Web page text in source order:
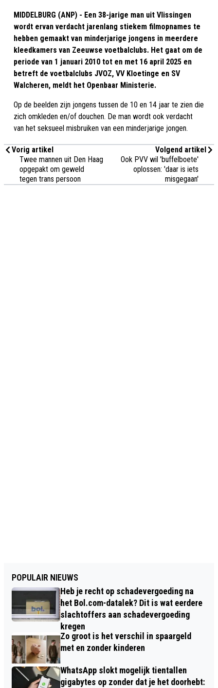
MIDDELBURG (ANP) - Een 38-jarige man uit Vlissingen
wordt ervan verdacht jarenlang stiekem filmopnames te
hebben gemaakt van minderjarige jongens in meerdere
kleedkamers van Zeeuwse voetbalclubs. Het gaat om de
periode van 1 januari 2010 tot en met 16 april 2025 en
betreft de voetbalclubs JVOZ, VV Kloetinge en SV
Walcheren, meldt het Openbaar Ministerie.
Op de beelden zijn jongens tussen de 10 en 14 jaar te zien die
zich omkleden en/of douchen. De man wordt ook verdacht
van het seksueel misbruiken van een minderjarige jongen.
Vorig artikel
Twee mannen uit Den Haag
opgepakt om geweld
tegen trans persoon
Volgend artikel
Ook PVV wil 'buffelboete'
oplossen: 'daar is iets
misgegaan'
POPULAIR NIEUWS
Heb je recht op schadevergoeding na
het Bol.com-datalek? Dit is wat eerdere
slachtoffers aan schadevergoeding
kregen
Zo groot is het verschil in spaargeld
met en zonder kinderen
WhatsApp slokt mogelijk tientallen
gigabytes op zonder dat je het doorhebt: